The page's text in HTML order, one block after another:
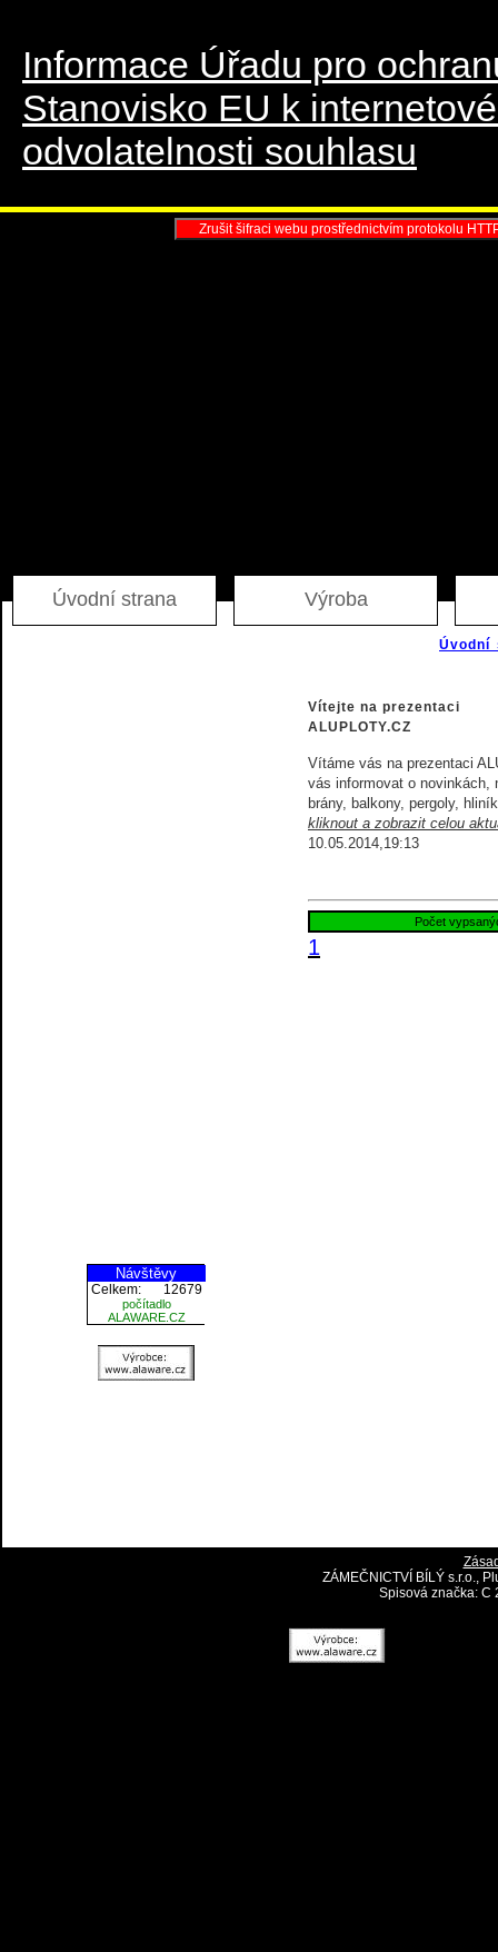
Informace Úřadu pro
Stanovisko EU k
odvolatelnosti souhlasu
Zrušit šifraci webu prostřednictvím protokolu
Úvodní strana Výroba
Návštěvy
Celkem: 12679
počítadlo
ALAWARE.CZ
Úvodní
Vítejte na prezentaci
ALUPLOTY.CZ
Vítáme vás na prezentaci
vás informovat o novinkách,
brány, balkony, pergoly,
kliknout a zobrazit celou
10.05.2014,19:13
Počet
1
ZÁMEČNICTVÍ BÍLÝ s.r.o.,
Spisová značka: C